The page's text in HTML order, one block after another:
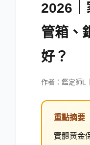
2026｜
管箱、
好？
作者：鑑定師L
重點摘要
實體黃金